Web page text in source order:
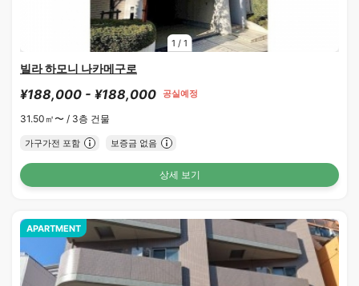
1 / 1
빌라 하모니 나카메구로
¥188,000 - ¥188,000 공실예정
31.50㎡〜 / 3층 건물
가구가전 포함 보증금 없음
상세 보기
APARTMENT